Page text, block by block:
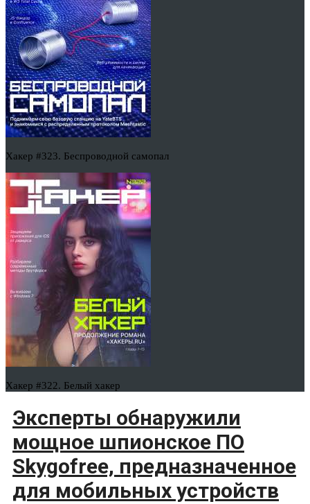
Хакер #323. Беспроводной самопал
Хакер #322. Белый хакер
Эксперты обнаружили
мощное шпионское ПО
Skygofree, предназначенное
для мобильных устройств